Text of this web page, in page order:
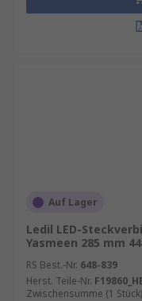
Auf Lager
Ledil LED-
Yasmeen 285 mm
RS Best.-Nr. 648-839
Herst. Teile-Nr.
Zwischensumme (1 Stück)